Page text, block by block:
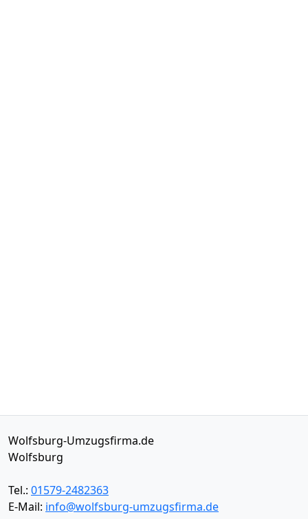
Wolfsburg-Umzugsfirma.de
Wolfsburg
Tel.: 01579-2482363
E-Mail: info@wolfsburg-umzugsfirma.de